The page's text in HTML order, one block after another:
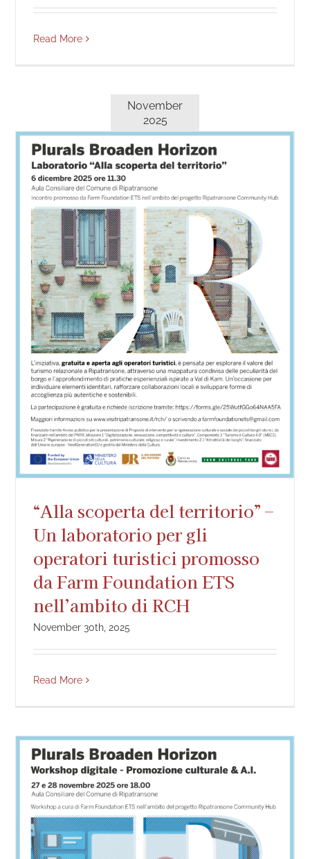
Read More
November
2025
“Alla scoperta del territorio” –
Un laboratorio per gli
operatori turistici promosso
da Farm Foundation ETS
nell’ambito di RCH
November 30th, 2025
Read More